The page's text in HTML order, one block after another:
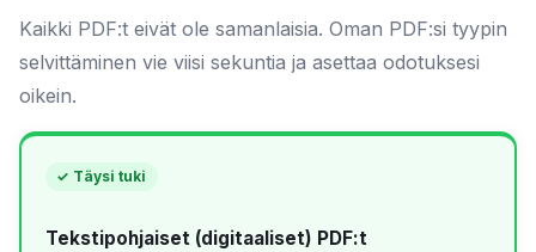
Kaikki PDF:t eivät ole samanlaisia. Oman PDF:si tyypin
selvittäminen vie viisi sekuntia ja asettaa odotuksesi
oikein.
✓ Täysi tuki
Tekstipohjaiset (digitaaliset) PDF:t